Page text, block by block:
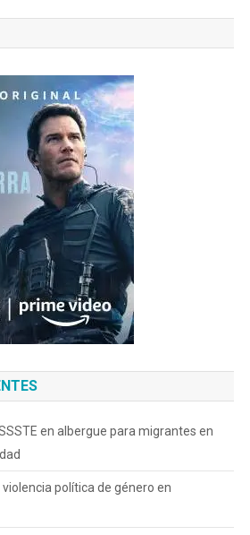
en albergue para migrantes en
política de género en